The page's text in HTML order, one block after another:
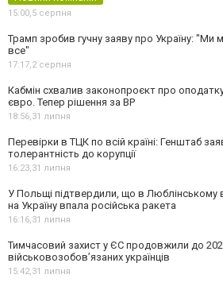
15:00,5 серпня
Трамп зробив гучну заяву про Україну:
все"
17:17,2 серпня
Кабмін схвалив законопроєкт про
євро. Тепер рішення за ВР
18:56,31 липня
Перевірки в ТЦК по всій країні: Генштаб
толерантність до корупції
16:23,31 липня
У Польщі підтвердили, що в Люблінському
на Україну впала російська ракета
16:16,31 липня
Тимчасовий захист у ЄС продовжили до
військовозобов’язаних українців
15:42,31 липня